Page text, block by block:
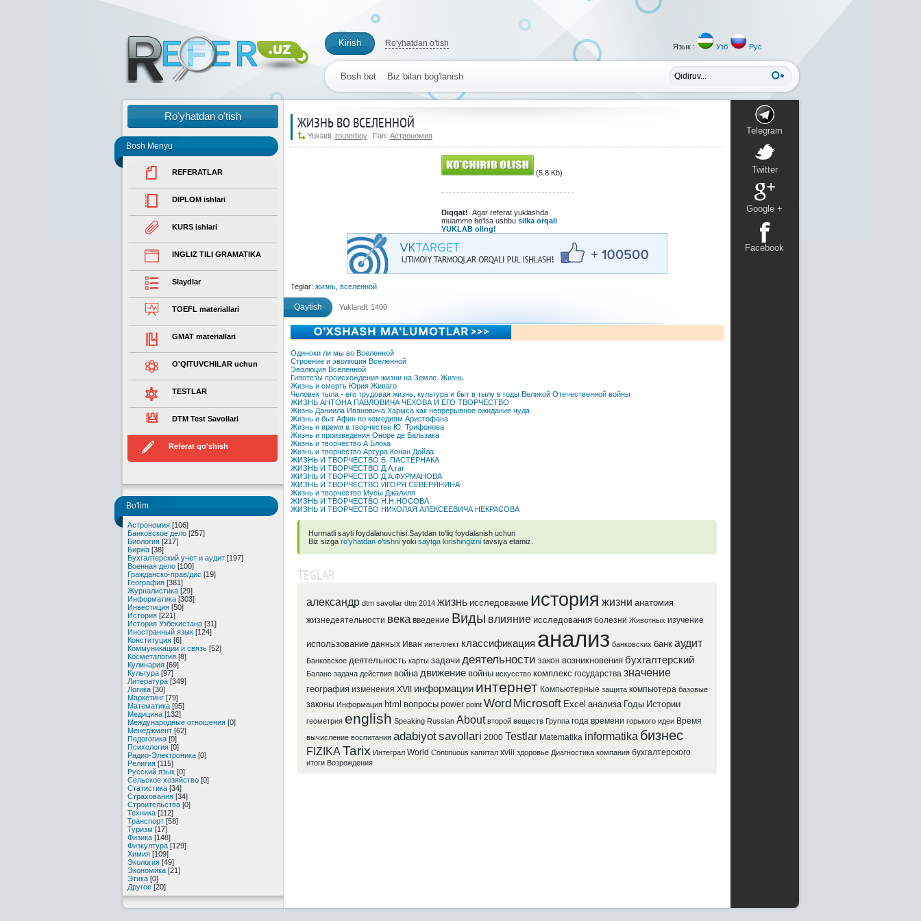
Kirish Ro'yhatdan o'tish Язык : Узб Рус
Bosh bet Biz bilan bog'lanish
Ro'yhatdan o'tish
Bosh Menyu
REFERATLAR
DIPLOM ishlari
KURS ishlari
INGLIZ TILI GRAMATIKA
Slaydlar
TOEFL materiallari
GMAT materiallari
O'QITUVCHILAR uchun
TESTLAR
DTM Test Savollari
Referat qo'shish
Bo'lim
Астрономия [106]
Банковское дело [257]
Биология [217]
Биржа [38]
Бухгалтерский учет и аудит [197]
Военная дело [100]
Гражданско-прав/дис [19]
География [381]
Журналистика [29]
Информатика [303]
Инвестиция [50]
История [221]
История Узбекистана [31]
Иностранный язык [124]
Конституция [6]
Коммуникации и связь [52]
Косметалогия [8]
Кулинария [69]
Культура [97]
Литература [349]
Логика [30]
Маркетинг [79]
Математика [95]
Медицина [132]
Международные отношения [0]
Менеджмент [62]
Педогогика [0]
Психология [0]
Радио-Электроника [0]
Религия [115]
Русский язык [0]
Сельское хозяйство [0]
Статистика [34]
Страхования [34]
Строительства [0]
Техника [112]
Транспорт [58]
Туризм [17]
Физика [148]
Физкултура [129]
Химия [109]
Экология [49]
Экономика [21]
Этика [0]
Другое [20]
Telegram
Twitter
Google +
Facebook
ЖИЗНЬ ВО ВСЕЛЕННОЙ
Yukladi: routerboy Fan: Астрономия
(5.8 Kb)
Diqqat! Agar referat yuklashda
muammo bo'lsa ushbu silka orqali
YUKLAB oling!
Teglar: жизнь, вселенной
Qaytish Yuklandi: 1400
Одиноки ли мы во Вселенной
Строение и эволюция Вселенной
Эволюция Вселенной
Гипотезы происхождения жизни на Земле. Жизнь
Жизнь и смерть Юрия Живаго
Человек тыла - его трудовая жизнь, культура и быт в тылу в годы Великой Отечественной войны
ЖИЗНЬ АНТОНА ПАВЛОВИЧА ЧЕХОВА И ЕГО ТВОРЧЕСТВО
Жизнь Даниила Ивановича Хармса как непрерывное ожидание чуда
Жизнь и быт Афин по комедиям Аристофана
Жизнь и время в творчестве Ю. Трифонова
Жизнь и произведения Оноре де Бальзака
Жизнь и творчество А Блока
Жизнь и творчество Артура Конан Дойла
ЖИЗНЬ И ТВОРЧЕСТВО Б. ПАСТЕРНАКА
ЖИЗНЬ И ТВОРЧЕСТВО Д.А.rar
ЖИЗНЬ И ТВОРЧЕСТВО Д.А.ФУРМАНОВА
ЖИЗНЬ И ТВОРЧЕСТВО ИГОРЯ СЕВЕРЯНИНА
Жизнь и творчество Мусы Джалиля
ЖИЗНЬ И ТВОРЧЕСТВО Н.Н.НОСОВА
ЖИЗНЬ И ТВОРЧЕСТВО НИКОЛАЯ АЛЕКСЕЕВИЧА НЕКРАСОВА
Hurmatli sayti foydalanuvchisi.Saytdan to'liq foydalanish uchun
Biz sizga ro'yhatdan o'tishniyoki saytga kirishingiznitavsiya etamiz.
TEGLAR
александр dtm savollar dtm 2014 жизнь исследование история жизни анатомия
жизнедеятельности века введение Виды влияние исследования болезни Животных изучение
использование данных Иван интеллект классификация анализ банковских банк аудит
Банковское деятельность карты задачи деятельности закон возникновения бухгалтерский
Баланс задача действия война движение войны искусство комплекс государства значение
география изменения XVII информации интернет Компьютерные защита компьютера базовые
законы Информация html вопросы power point Word Microsoft Excel анализа Годы Истории
геометрия english Speaking Russian About второй веществ Группа года времени горького идеи Время
вычисление воспитания adabiyotsavollari 2000 Testlar Matematika informatika бизнес
FIZIKA Tarix Интеграл World Continuous капитал xviii здоровье Диагностика компания бухгалтерского
итоги Возрождения